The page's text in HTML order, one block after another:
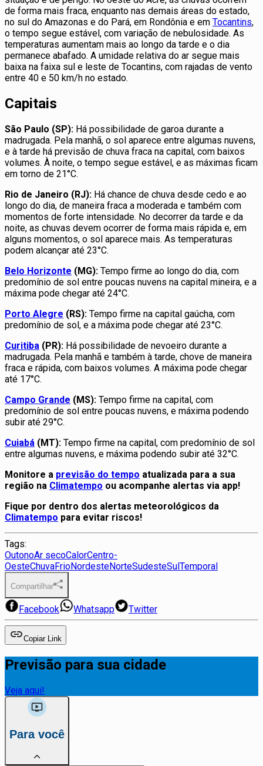
de forma mais fraca, enquanto nas demais áreas do estado,
no sul do Amazonas e do Pará, em Rondônia e em Tocantins,
o tempo segue estável, com variação de nebulosidade. As
temperaturas aumentam mais ao longo da tarde e o dia
permanece abafado. A umidade relativa do ar segue mais
baixa na faixa sul e leste de Tocantins, com rajadas de vento
entre 40 e 50 km/h no estado.
Capitais
São Paulo (SP): Há possibilidade de garoa durante a
madrugada. Pela manhã, o sol aparece entre algumas nuvens,
e à tarde há previsão de chuva fraca na capital, com baixos
volumes. À noite, o tempo segue estável, e as máximas ficam
em torno de 21°C.
Rio de Janeiro (RJ): Há chance de chuva desde cedo e ao
longo do dia, de maneira fraca a moderada e também com
momentos de forte intensidade. No decorrer da tarde e da
noite, as chuvas devem ocorrer de forma mais rápida e, em
alguns momentos, o sol aparece mais. As temperaturas
podem alcançar até 23°C.
Belo Horizonte (MG): Tempo firme ao longo do dia, com
predomínio de sol entre poucas nuvens na capital mineira, e a
máxima pode chegar até 24°C.
Porto Alegre (RS): Tempo firme na capital gaúcha, com
predomínio de sol, e a máxima pode chegar até 23°C.
Curitiba (PR): Há possibilidade de nevoeiro durante a
madrugada. Pela manhã e também à tarde, chove de maneira
fraca e rápida, com baixos volumes. A máxima pode chegar
até 17°C.
Campo Grande (MS): Tempo firme na capital, com
predomínio de sol entre poucas nuvens, e máxima podendo
subir até 29°C.
Cuiabá (MT): Tempo firme na capital, com predomínio de sol
entre algumas nuvens, e máxima podendo subir até 32°C.
Monitore a previsão do tempo atualizada para a sua
região na Climatempo ou acompanhe alertas via app!
Fique por dentro dos alertas meteorológicos da
Climatempo para evitar riscos!
Tags:
OutonoAr secoCalorCentro-
OesteChuvaFrioNordesteNorteSudesteSulTemporal
Compartilhar
Facebook Whatsapp Twitter
Copiar Link
Previsão para sua cidade
Veja aqui!
Para você